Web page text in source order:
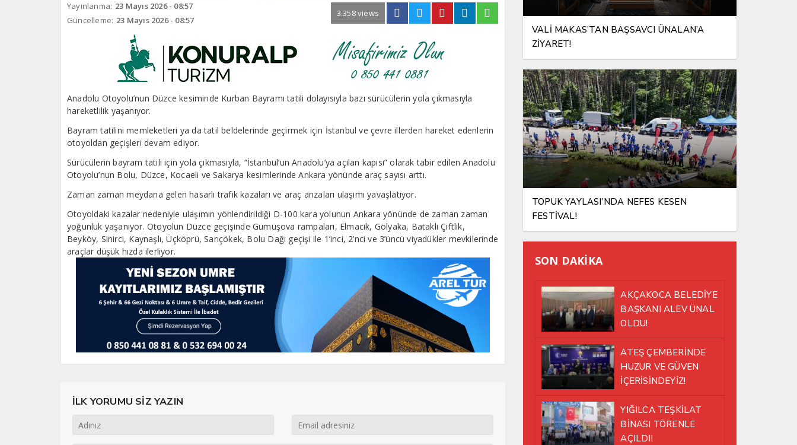
Yayınlanma: 23 Mayıs 2026 - 08:57
Güncelleme: 23 Mayıs 2026 - 08:57
3.358 views
Anadolu Otoyolu’nun Düzce kesiminde Kurban Bayramı tatili dolayısıyla bazı sürücülerin yola çıkmasıyla
hareketlilik yaşanıyor.
Bayram tatilini memleketleri ya da tatil beldelerinde geçirmek için İstanbul ve çevre illerden hareket edenlerin
otoyoldan geçişleri devam ediyor.
Sürücülerin bayram tatili için yola çıkmasıyla, “İstanbul’un Anadolu’ya açılan kapısı” olarak tabir edilen Anadolu
Otoyolu’nun Bolu, Düzce, Kocaeli ve Sakarya kesimlerinde Ankara yönünde araç sayısı arttı.
Zaman zaman meydana gelen hasarlı trafik kazaları ve araç arızaları ulaşımı yavaşlatıyor.
Otoyoldaki kazalar nedeniyle ulaşımın yönlendirildiği D-100 kara yolunun Ankara yönünde de zaman zaman
yoğunluk yaşanıyor. Otoyolun Düzce geçişinde Gümüşova rampaları, Elmacık, Gölyaka, Bataklı Çiftlik,
Beyköy, Sinirci, Kaynaşlı, Üçköprü, Sarıçökek, Bolu Dağı geçişi ile 1’inci, 2’nci ve 3’üncü viyadükler mevkilerinde
araçlar düşük hızda ilerliyor.
İLK YORUMU SİZ YAZIN
VALİ MAKAS’TAN BAŞSAVCI ÜNALAN’A
ZİYARET!
TOPUK YAYLASI’NDA NEFES KESEN
FESTİVAL!
SON DAKİKA
AKÇAKOCA BELEDİYE
BAŞKANI ALEV ÜNAL
OLDU!
ATEŞ ÇEMBERİNDE
HUZUR VE GÜVEN
İÇERİSİNDEYİZ!
YIĞILCA TEŞKİLAT
BİNASI TÖRENLE
AÇILDI!